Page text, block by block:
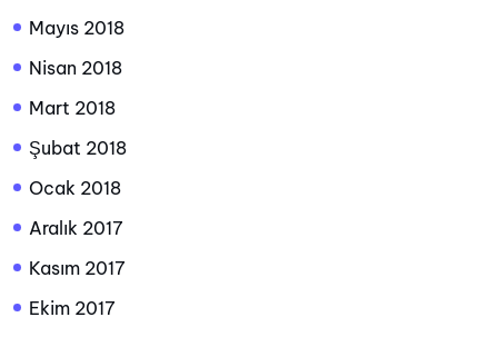
Mayıs 2018
Nisan 2018
Mart 2018
Şubat 2018
Ocak 2018
Aralık 2017
Kasım 2017
Ekim 2017